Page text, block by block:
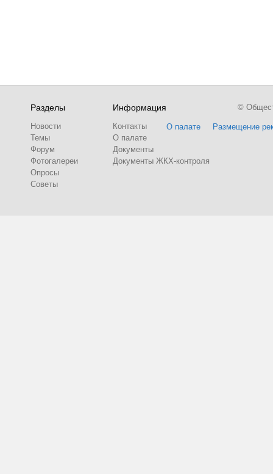
Разделы
Новости
Темы
Форум
Фотогалереи
Опросы
Советы
Информация
Контакты
О палате
Документы
Документы ЖКХ-контроля
О палате Размещение
©